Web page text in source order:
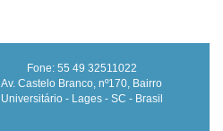
Fone: 55 49 32511022
Av. Castelo Branco, nº170, Bairro
Universitário - Lages - SC - Brasil